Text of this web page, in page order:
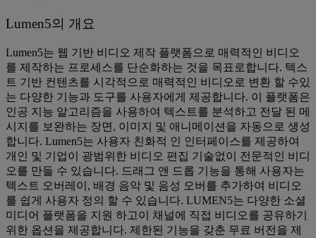
Lumen5의 개요
Lumen5는 웹 기반 비디오 제작 플랫폼으로 매력적인 비디오
를 제작하는 프로세스를 단순화하는 것을 목표로합니다. 텍스
트 기반 컨텐츠를 시각적으로 매력적인 비디오로 변환 할 수있
는 다양한 기능과 도구를 사용자에게 제공합니다. 이 플랫폼은
인공 지능 알고리즘을 사용하여 텍스트를 분석하고 전달 된 메
시지를 보완하는 장면, 이미지 및 애니메이션을 자동으로 생성
합니다. Lumen5는 사용자 친화적 인 인터페이스를 제공하여
개인 및 기업이 광범위한 비디오 편집 기술없이 전문적인 비디
오를 만들 수 있습니다. 드래그 앤 드롭 기능을 통해 사용자는
텍스트 오버레이, 배경 음악 및 음성 오버를 추가하여 비디오
를 쉽게 사용자 정의 할 수 있습니다. LUMEN5는 다양한 소셜
미디어 플랫폼을 지원 하고이 채널에 직접 비디오를 공유하기
위한 옵션을 제공합니다. 제한된 기능을 갖춘 무료 버전을 제